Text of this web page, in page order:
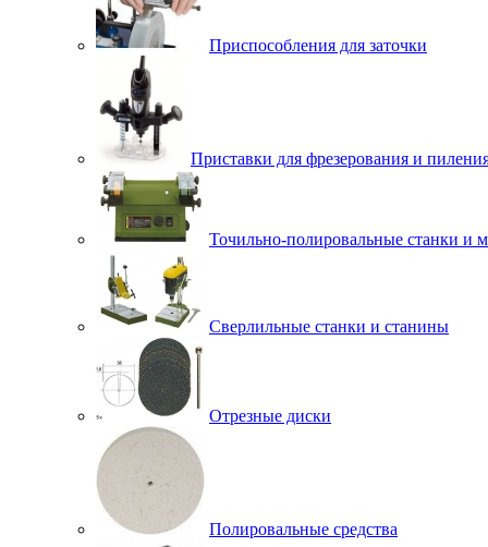
Приспособления для заточки
Приставки для фрезерования и
Точильно-полировальные станки и
Сверлильные станки и станины
Отрезные диски
Полировальные средства